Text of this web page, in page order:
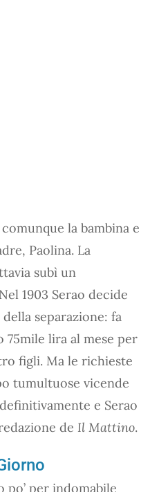
la bambina e
Paolina. La
subì un
1903 Serao decide
separazione: fa
75mile lira al mese per
figli. Ma le richieste
tumultuose vicende
e Serao
de Il Mattino.
po’ per indomabile